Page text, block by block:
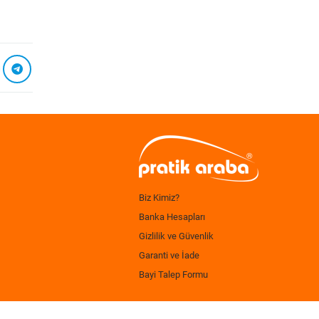
Biz Kimiz?
Banka Hesapları
Gizlilik ve Güvenlik
Garanti ve İade
Bayi Talep Formu